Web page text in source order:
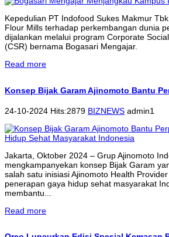
Kepedulian PT Indofood Sukes Makmur
Flour Mills terhadap perkembangan dunia
dijalankan melalui program Corporate
(CSR) bernama Bogasari Mengajar.
Read more
Konsep Bijak Garam Ajinomoto Bantu
24-10-2024 Hits:2879 BIZNEWS admin1
Jakarta, Oktober 2024 – Grup Ajinomoto
mengkampanyekan konsep Bijak Garam
salah satu inisiasi Ajinomoto Health
penerapan gaya hidup sehat masyarakat
membantu...
Read more